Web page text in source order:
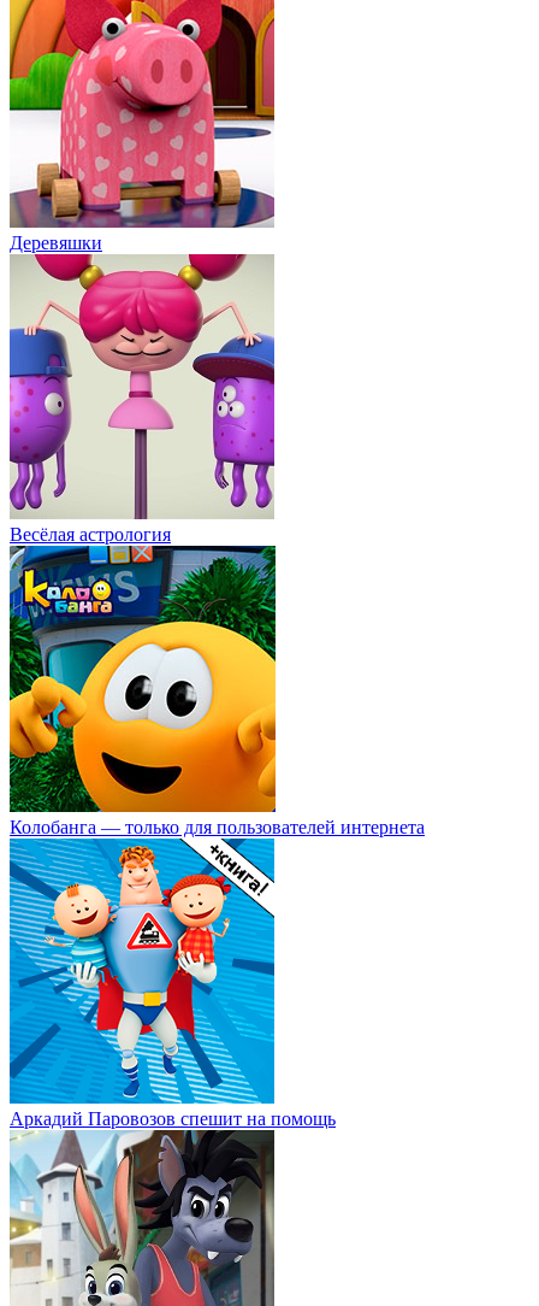
Деревяшки
Весёлая астрология
Колобанга — только для пользователей интернета
Аркадий Паровозов спешит на помощь